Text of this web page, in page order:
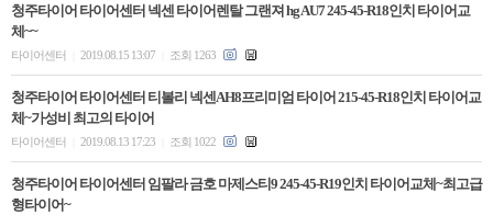
청주타이어 타이어센터 넥센 타이어렌탈 그랜져 hg AU7 245-45-R18인치 타이어교
체~~
타이어센터 2019.08.15 13:07 조회 1263
청주타이어 타이어센터 티볼리 넥센AH8프리미엄 타이어 215-45-R18인치 타이어교
체~가성비 최고의 타이어
타이어센터 2019.08.13 17:23 조회 1022
청주타이어 타이어센터 임팔라 금호 마제스티9 245-45-R19인치 타이어교체~최고급
형타이어~